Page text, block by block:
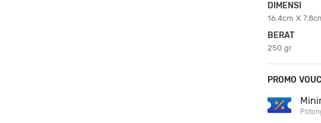
DIMENSI
16.4cm X
BERAT
250 gr
PROMO